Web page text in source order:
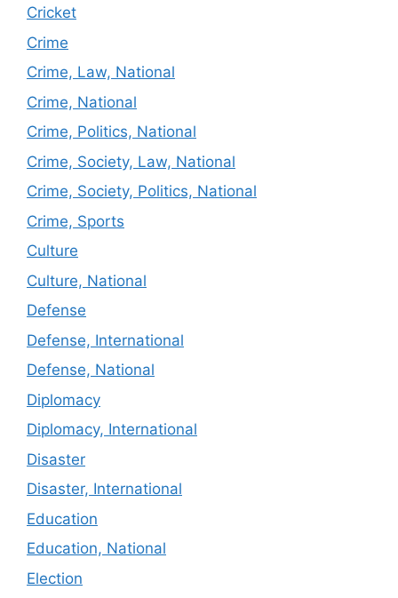
Cricket
Crime
Crime, Law, National
Crime, National
Crime, Politics, National
Crime, Society, Law, National
Crime, Society, Politics, National
Crime, Sports
Culture
Culture, National
Defense
Defense, International
Defense, National
Diplomacy
Diplomacy, International
Disaster
Disaster, International
Education
Education, National
Election